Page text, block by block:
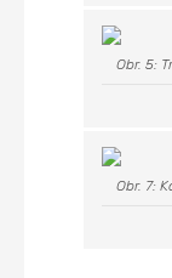
Obr. 5:
Obr. 7: